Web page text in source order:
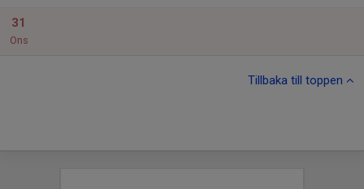
31
Ons
Tillbaka till toppen